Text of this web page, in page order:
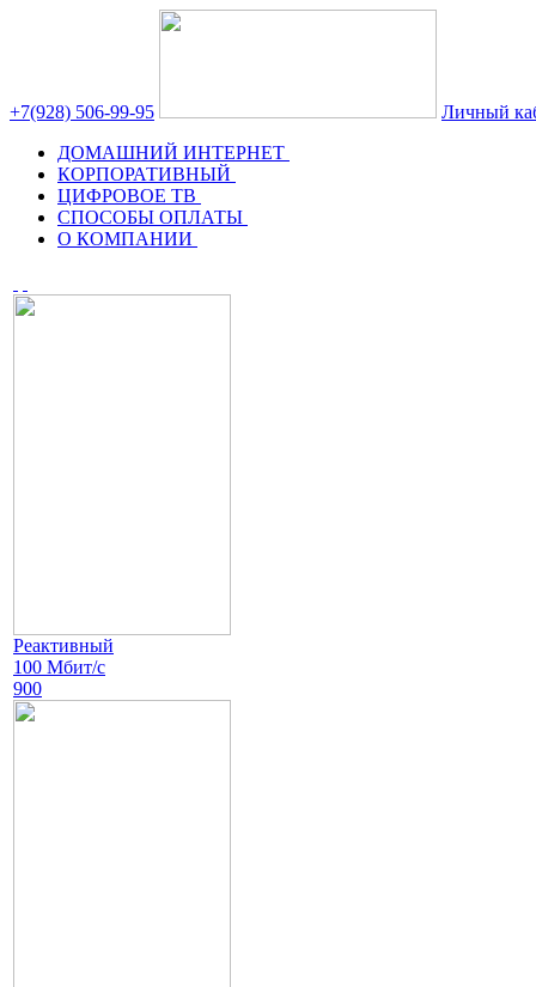
+7(928) 506-99-95
Личный
ДОМАШНИЙ ИНТЕРНЕТ
КОРПОРАТИВНЫЙ
ЦИФРОВОЕ ТВ
СПОСОБЫ ОПЛАТЫ
О КОМПАНИИ
Реактивный
100 Мбит/с
900